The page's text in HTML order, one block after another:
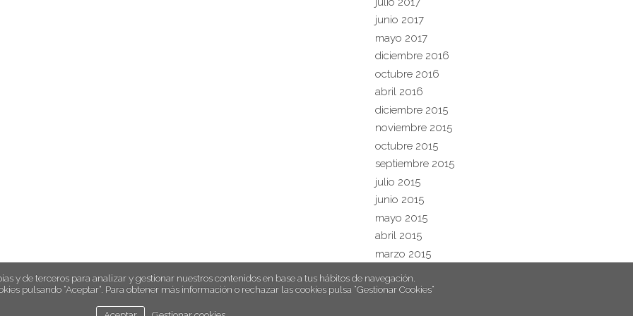
junio 2017
mayo 2017
diciembre 2016
octubre 2016
abril 2016
diciembre 2015
noviembre 2015
octubre 2015
septiembre 2015
julio 2015
junio 2015
mayo 2015
abril 2015
marzo 2015
y de terceros para analizar y gestionar nuestros contenidos en base a tus hábitos de navegación.
pulsando “Aceptar”. Para obtener más información o rechazar las cookies pulsa “Gestionar Cookies“